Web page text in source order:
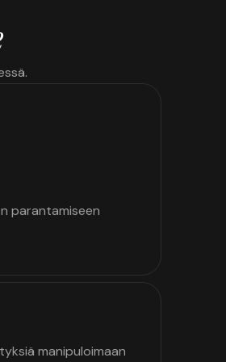
parantamiseen
manipuloimaan